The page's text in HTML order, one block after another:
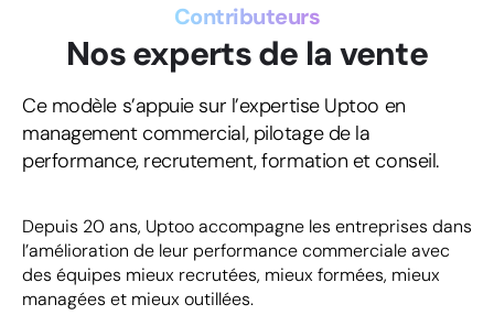
Contributeurs
Nos experts de la vente
Ce modèle s’appuie sur l’expertise Uptoo en
management commercial, pilotage de la
performance, recrutement, formation et conseil.
Depuis 20 ans, Uptoo accompagne les entreprises dans
l’amélioration de leur performance commerciale avec
des équipes mieux recrutées, mieux formées, mieux
managées et mieux outillées.